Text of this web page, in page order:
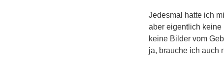
Jedesmal hatte ich
aber eigentlich keine
keine Bilder vom
ja, brauche ich auch